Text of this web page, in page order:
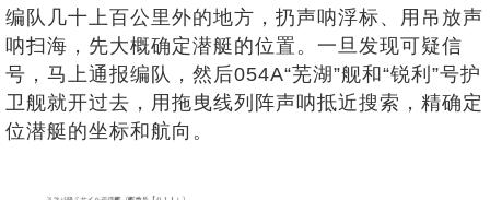
编队几十上百公里外的地方，扔声呐浮标、用吊放声
呐扫海，先大概确定潜艇的位置。一旦发现可疑信
号，马上通报编队，然后054A“芜湖”舰和“锐利”号护
卫舰就开过去，用拖曳线列阵声呐抵近搜索，精确定
位潜艇的坐标和航向。